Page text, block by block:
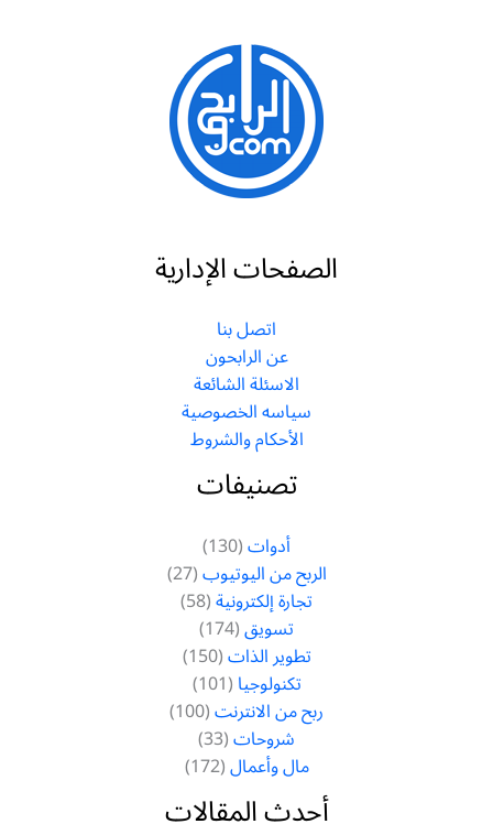
الصفحات الإدارية
اتصل بنا
عن الرابحون
الاسئلة الشائعة
سياسه الخصوصية
الأحكام والشروط
تصنيفات
أدوات(130)
الربح من اليوتيوب(27)
تجارة إلكترونية(58)
تسويق(174)
تطوير الذات(150)
تكنولوجيا(101)
ربح من الانترنت(100)
شروحات(33)
مال وأعمال(172)
أحدث المقالات